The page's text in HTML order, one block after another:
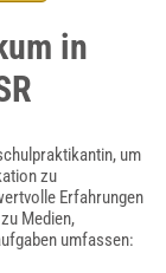
in
um
zu
Erfahrungen
Medien,
umfassen: